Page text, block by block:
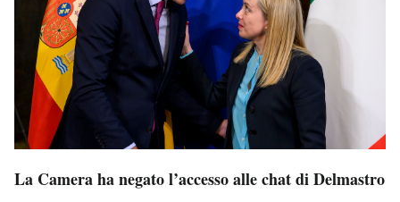
La Camera ha negato l’accesso alle chat di Delmastro